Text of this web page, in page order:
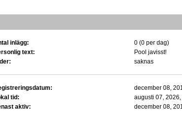
inlägg:
0 (0 per dag)
text:
Pool javisst!
saknas
december 08,
tid:
augusti 07,
aktiv:
december 08,